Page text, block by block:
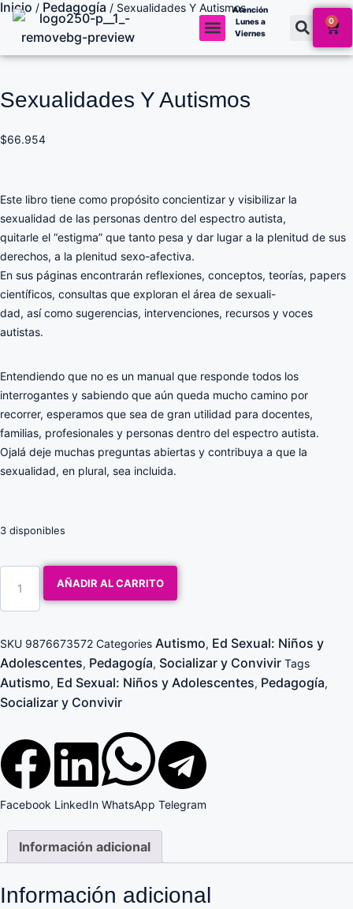
Atención
Lunes a
Viernes
0
Inicio / Pedagogía / Sexualidades Y Autismos
Sexualidades Y Autismos
$66.954
Este libro tiene como propósito concientizar y visibilizar la
sexualidad de las personas dentro del espectro autista,
quitarle el “estigma” que tanto pesa y dar lugar a la plenitud de sus
derechos, a la plenitud sexo-afectiva.
En sus páginas encontrarán reflexiones, conceptos, teorías, papers
científicos, consultas que exploran el área de sexuali-
dad, así como sugerencias, intervenciones, recursos y voces
autistas.
Entendiendo que no es un manual que responde todos los
interrogantes y sabiendo que aún queda mucho camino por
recorrer, esperamos que sea de gran utilidad para docentes,
familias, profesionales y personas dentro del espectro autista.
Ojalá deje muchas preguntas abiertas y contribuya a que la
sexualidad, en plural, sea incluida.
3 disponibles
AÑADIR AL CARRITO
SKU 9876673572 Categories Autismo, Ed Sexual: Niños y
Adolescentes, Pedagogía, Socializar y Convivir Tags
Autismo, Ed Sexual: Niños y Adolescentes, Pedagogía,
Socializar y Convivir
Facebook LinkedIn WhatsApp Telegram
Información adicional
Información adicional